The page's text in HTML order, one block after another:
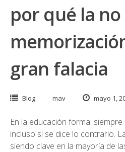
por qué la no
gran falacia
Blog mav mayo 1,
En la educación formal
incluso si se dice lo contrario.
siendo clave en la mayoría de